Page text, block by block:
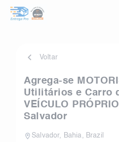
Voltar
Agrega-se
Utilitários e Carro
VEÍCULO
Salvador
Salvador, Bahia, Brazil